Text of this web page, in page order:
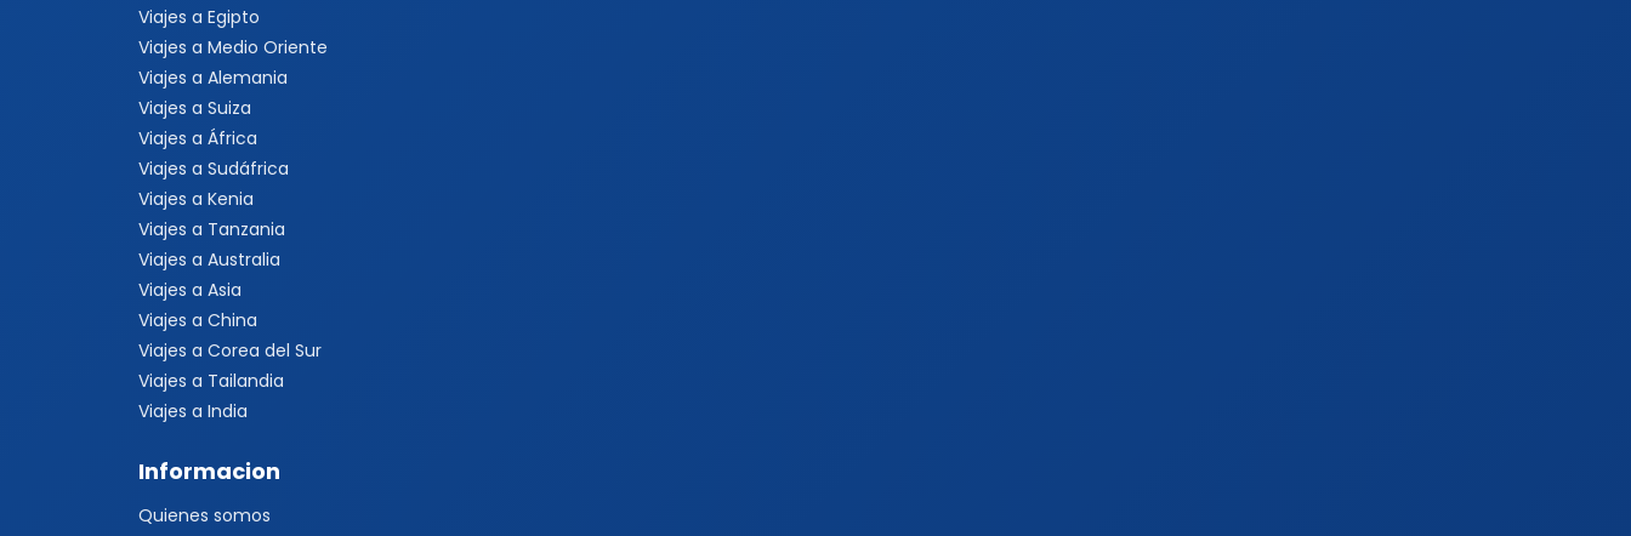
Viajes a Egipto
Viajes a Medio Oriente
Viajes a Alemania
Viajes a Suiza
Viajes a África
Viajes a Sudáfrica
Viajes a Kenia
Viajes a Tanzania
Viajes a Australia
Viajes a Asia
Viajes a China
Viajes a Corea del Sur
Viajes a Tailandia
Viajes a India
Informacion
Quienes somos